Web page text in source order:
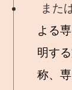
または
よる
明す
称、